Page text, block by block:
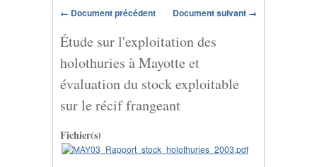
← Document précédent Document suivant →
Étude sur l'exploitation des
holothuries à Mayotte et
évaluation du stock exploitable
sur le récif frangeant
Fichier(s)